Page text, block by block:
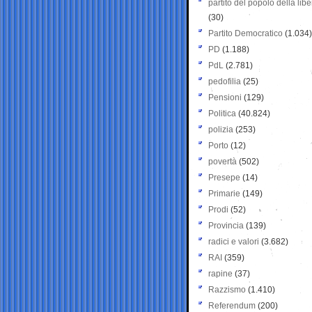
partito del popolo della
(30)
Partito Democratico (1.034)
PD (1.188)
PdL (2.781)
pedofilia (25)
Pensioni (129)
Politica (40.824)
polizia (253)
Porto (12)
povertà (502)
Presepe (14)
Primarie (149)
Prodi (52)
Provincia (139)
radici e valori (3.682)
RAI (359)
rapine (37)
Razzismo (1.410)
Referendum (200)